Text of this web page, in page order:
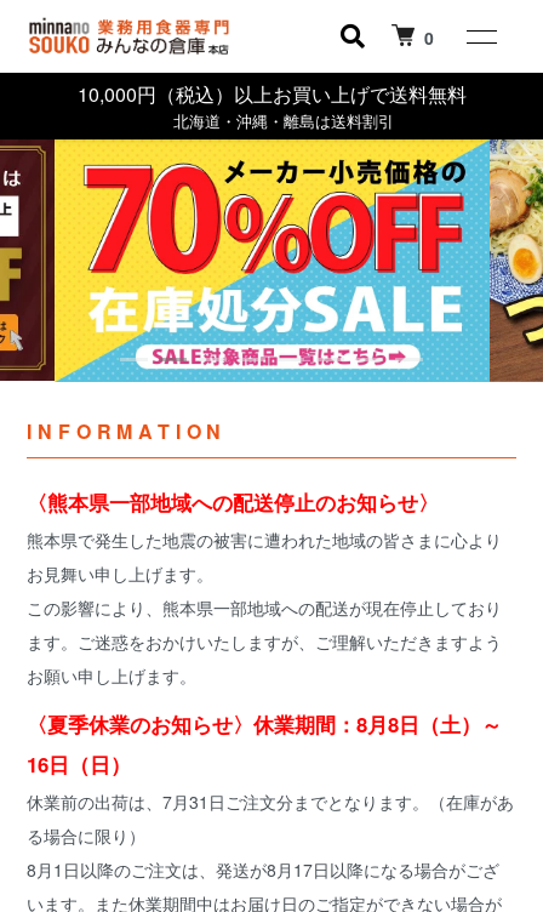
0
10,000円（税込）以上お買い上げで送料無料
北海道・沖縄・離島は送料割引
INFORMATION
〈熊本県一部地域への配送停止のお知らせ〉
熊本県で発生した地震の被害に遭われた地域の皆さまに心より
お見舞い申し上げます。
この影響により、熊本県一部地域への配送が現在停止しており
ます。ご迷惑をおかけいたしますが、ご理解いただきますよう
お願い申し上げます。
〈夏季休業のお知らせ〉休業期間：8月8日（土）～
16日（日）
休業前の出荷は、7月31日ご注文分までとなります。（在庫があ
る場合に限り）
8月1日以降のご注文は、発送が8月17日以降になる場合がござ
います。また休業期間中はお届け日のご指定ができない場合が